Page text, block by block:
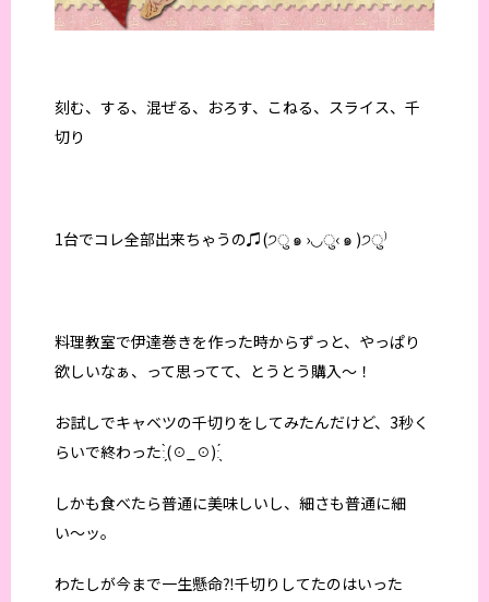
刻む、する、混ぜる、おろす、こねる、スライス、千
切り
1台でコレ全部出来ちゃうの♫(੭ु ๑ ›◡ु‹ ๑ )੭ु⁾
料理教室で伊達巻きを作った時からずっと、やっぱり
欲しいなぁ、って思ってて、とうとう購入〜！
お試しでキャベツの千切りをしてみたんだけど、3秒く
らいで終わったː̗̀(☉_☉)ː̖́
しかも食べたら普通に美味しいし、細さも普通に細
い〜ッ。
わたしが今まで一生懸命⁈千切りしてたのはいった